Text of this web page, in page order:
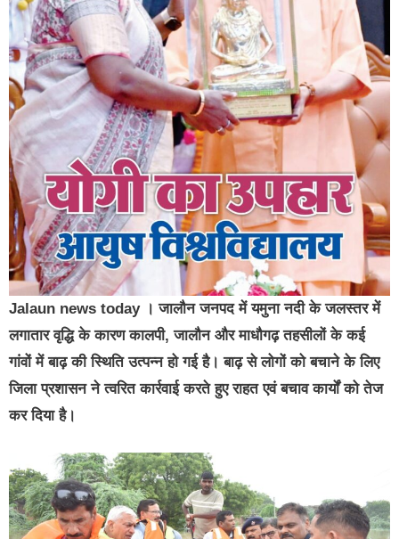
Jalaun news today । जालौन जनपद में यमुना नदी के जलस्तर में
लगातार वृद्धि के कारण कालपी, जालौन और माधौगढ़ तहसीलों के कई
गांवों में बाढ़ की स्थिति उत्पन्न हो गई है। बाढ़ से लोगों को बचाने के लिए
जिला प्रशासन ने त्वरित कार्रवाई करते हुए राहत एवं बचाव कार्यों को तेज
कर दिया है।